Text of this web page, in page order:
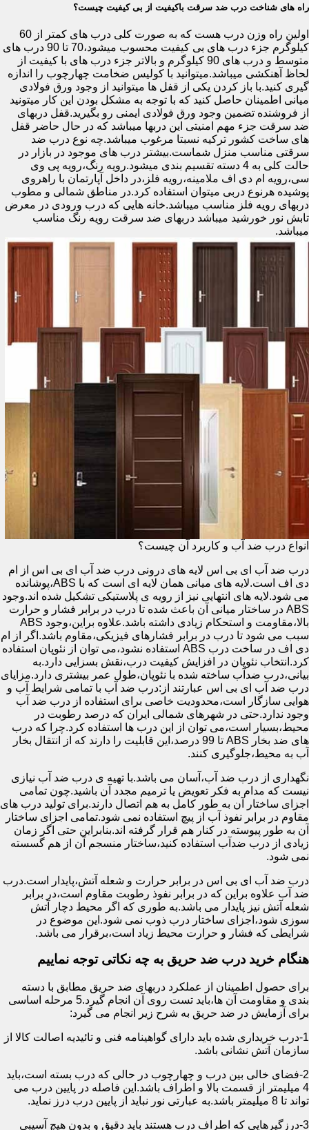
راه های شناخت درب ضد سرقت باکیفیت از بی کیفیت چیست؟
اولین راه وزن درب هست که به صورت کلی درب های کمتر از 60
کیلوگرم جزء درب های بی کیفیت محسوب میشود،70 تا 90 درب های
متوسط و درب های 90 کیلوگرم و بالاتر جزء درب های با کیفیت از
لحاظ آهنکشی میباشد.میتوانید با کولیس ضخامت چهارچوب را اندازه
گیری کنید.با باز کردن یکی از قفل ها میتوانید از وجود ورق فولادی
میانی اطمینان حاصل کنید که با توجه به مشکل بودن این کار میتونید
از فروشنده تضمین وجود ورق فولادی ایمنی رو بگیرید.قفل دربهای
ضد سرقت جزء مهم امنیتی این دربها میباشد که در حال حاضر قفل
های ساخت کشور ترکیه نسبتا مرغوب میباشد.چه نوع درب ضد
سرقتی مناسب منزل شماست.بیشتر درب های موجود در بازار در
حالت کلی به 4 دسته تقسیم بندی میشود.رویه رنگ،رویه پی وی
سی،رویه ام دی اف ملامینه،رویه فلز،در داخل آپارتمان با راهروی
پوشیده هرنوع دربی میتوان استفاده کرد.در مناطق شمالی و مطوب
دربهای رویه فلز مناسب میباشد.خانه هایی که درب ورودی در معرض
تابش نور خورشید میباشد دربهای ضد سرقت رویه رنگ مناسب
میباشد.
انواع درب ضد آب و کاربرد آن چیست؟
درب ضد آب ای بی اس لایه های درونی درب ضد آب ای بی اس از ام
دی اف است.لایه های میانی همان لایه ای است که با ABS،پوشانده
می شود.لایه های انتهایی نیز از رویه ی پلاستیکی تشکیل شده اند.وجود
ABS در ساختار میانی آن باعث شده تا درب در برابر فشار و حرارت
بالا،مقاومت و استحکام زیادی داشته باشد.علاوه براین،وجود ABS
سبب می شود تا درب در برابر فشارهای فیزیکی،مقاوم باشد.اگر از ام
دی اف در ساخت درب ABS استفاده نشود،می توان از نئوپان استفاده
کرد.انتخاب نئوپان در افزایش کیفیت درب،نقش بسزایی دارد.به
بیانی،درب ضدآب ساخته شده با نئوپان،طول عمر بیشتری دارد.مزایای
درب ضد آب ای بی اس عبارتند از:درب ضد آب با تمامی شرایط آب و
هوایی سازگار است،محدودیت خاصی برای استفاده از درب ضد آب
وجود ندارد.حتی در شهرهای شمالی ایران که درصد رطوبت در
محیط،بسیار است،می توان از این درب ها استفاده کرد.چرا که درب
های ضد بخار ABS تا 99 درصد،این قابلیت را دارند که از انتقال بخار
آب به محیط،جلوگیری کنند.
نگهداری از درب ضد آب،آسان می باشد.با تهیه ی درب ضد آب نیازی
نیست که مدام به فکر تعویض یا ترمیم مجدد آن باشید.چون تمامی
اجزای ساختار آن به طور کامل به هم اتصال دارند.برای تولید درب های
مقاوم در برابر نفوذ آب از پیچ استفاده نمی شود.تمامی اجزای ساختار
آن به طور پیوسته در کنار هم قرار گرفته اند.بنابراین حتی اگر زمان
زیادی از درب ضدآب استفاده کنید،ساختار منسجم آن از هم گسسته
نمی شود.
درب ضد آب ای بی اس در برابر حرارت و شعله آتش،پایدار است.درب
ضد آب علاوه براین که در برابر نفوذ رطوبت مقاوم است،در برابر
شعله آتش نیز پایدار می باشد.به طوری که اگر محیط دچار آتش
سوزی شود،اجزای ساختار درب ذوب نمی شود.این موضوع در
شرایطی که فشار و حرارت محیط زیاد است،برقرار می باشد.
هنگام خرید درب ضد حریق به چه نکاتی توجه نماییم
برای حصول اطمینان از عملکرد دربهای ضد حریق مطابق با دسته
بندی و مقاومت آن ها،باید تست روی آن انجام گیرد.5 مرحله اساسی
برای آزمایش در ضد حریق به شرح زیر انجام می گیرد:
1-درب خریداری شده باید دارای گواهینامه فنی و تائیدیه اصالت کالا از
سازمان آتش نشانی باشد.
2-فضای خالی بین درب و چهارچوب در حالی که درب بسته است،باید
4 میلیمتر از قسمت بالا و اطراف باشد.این فاصله در پایین درب می
تواند تا 8 میلیمتر باشد.به عبارتی نور نباید از پایین درب درز نماید.
3-درزگیرهایی که اطراف درب هستند باید دقیق و بدون هیچ آسیبی